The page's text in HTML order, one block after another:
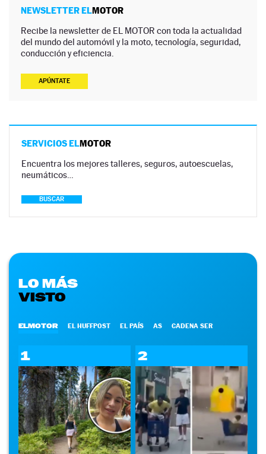
NEWSLETTER ELMOTOR
Recibe la newsletter de EL MOTOR con toda la actualidad
del mundo del automóvil y la moto, tecnología, seguridad,
conducción y eficiencia.
APÚNTATE
SERVICIOS ELMOTOR
Encuentra los mejores talleres, seguros, autoescuelas,
neumáticos…
BUSCAR
LO MÁS
VISTO
ELMOTOR EL HUFFPOST EL PAÍS AS CADENA SER
1 2